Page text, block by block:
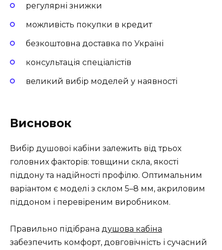
регулярні знижки
можливість покупки в кредит
безкоштовна доставка по Україні
консультація спеціалістів
великий вибір моделей у наявності
Висновок
Вибір душової кабіни залежить від трьох
головних факторів: товщини скла, якості
піддону та надійності профілю. Оптимальним
варіантом є моделі з склом 5–8 мм, акриловим
піддоном і перевіреним виробником.
Правильно підібрана душова кабіна
забезпечить комфорт, довговічність і сучасний